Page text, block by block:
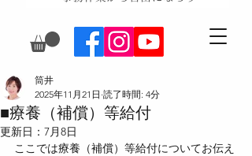
■療養（補償）等給付
筒井
2025年11月21日 読了時間: 4分
更新日： 7月8日
ここでは療養（補償）等給付についてお伝え